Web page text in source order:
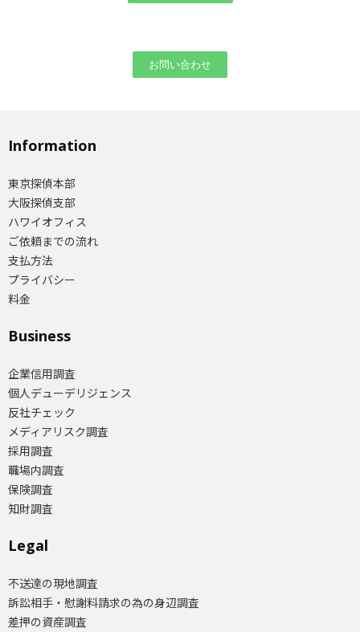
お問い合わせ
Information
東京探偵本部
大阪探偵支部
ハワイオフィス
ご依頼までの流れ
支払方法
プライバシー
料金
Business
企業信用調査
個人デューデリジェンス
反社チェック
メディアリスク調査
採用調査
職場内調査
保険調査
知財調査
Legal
不送達の現地調査
訴訟相手・慰謝料請求の為の身辺調査
差押の資産調査